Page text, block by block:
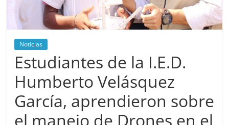
Noticias
Estudiantes de la I.E.D.
Humberto Velásquez
García, aprendieron sobre
el manejo de Drones en el